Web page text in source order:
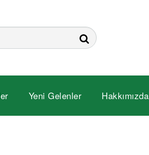
Yeni Gelenler Hakkımızda